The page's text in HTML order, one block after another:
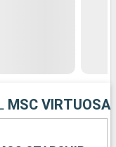
MSC VIRTUOSA